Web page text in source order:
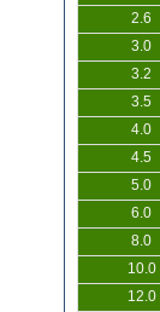
2.6
3.0
3.2
3.5
4.0
4.5
5.0
6.0
8.0
10.0
12.0